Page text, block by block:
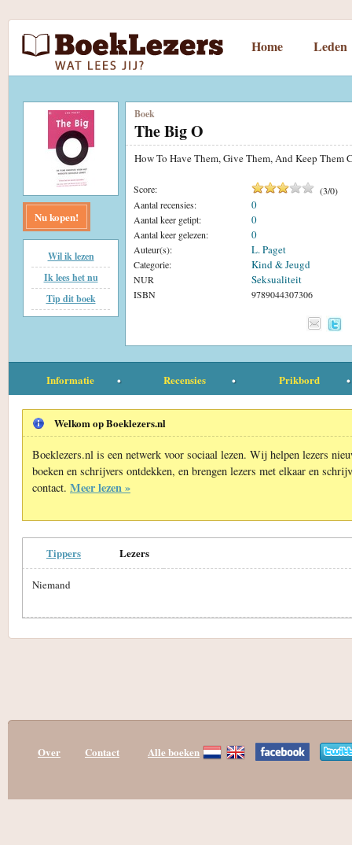
Home Leden
Nu kopen!
Wil ik lezen
Ik lees het nu
Tip dit boek
Boek
The Big O
How To Have Them, Give Them, And Keep Them
Score: (3/0)
Aantal recensies:
0
Aantal keer getipt: 0
Aantal keer gelezen: 0
Auteur(s): L. Paget
Categorie: Kind & Jeugd
NUR Seksualiteit
ISBN 9789044307306
Informatie Recensies Prikbord
Welkom op Boeklezers.nl
Boeklezers.nl is een netwerk voor sociaal lezen. Wij helpen lezers
boeken en schrijvers ontdekken, en brengen lezers met elkaar en
contact. Meer lezen »
Tippers Lezers
Niemand
Over Contact Alle boeken